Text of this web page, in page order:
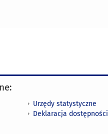
Urzędy statystyczne
Deklaracja dostępności